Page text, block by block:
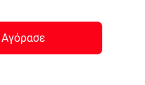
Αγόρασε